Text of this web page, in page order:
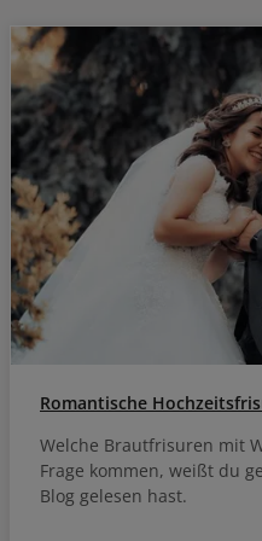
zu
gepflegtes,
Color
Reinigungsprodukt Die
Textur des
hinterlässt
Kombination
Anwendung der Routine.
das Shampoo
ein und
Ergebnisse
Produkten
Romantische
Welche Brautfrisuren mit
Frage kommen, weißt du
Blog gelesen hast.